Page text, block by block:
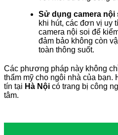
Sử dụng camera nội
khi hút, các đơn vị uy
camera nội soi để
đảm bảo không còn
toàn thông suốt.
Các phương pháp này không
thẩm mỹ cho ngôi nhà của
tín tại Hà Nội có trang bị công
tâm.